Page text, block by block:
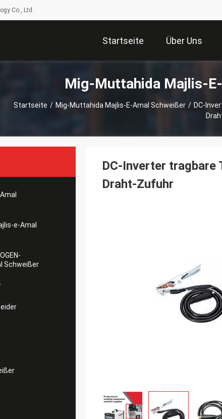
Co., Ltd.
Startseite Über Uns
Mig-Muttahida Majlis-
Startseite / Mig-Muttahida Majlis-E-Amal Schweißer / DC-
e-Amal
Schweißer
DC-Inverter
Draht-Zufuhr